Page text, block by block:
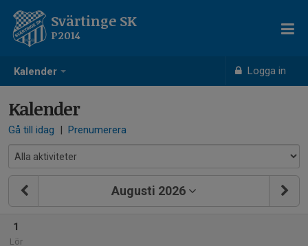
Kalender Logga in
Svärtinge SK
P2014
Kalender
Gå till idag | Prenumerera
Augusti 2026
1
Lör